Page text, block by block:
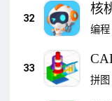
32
核
编程
33
拼图